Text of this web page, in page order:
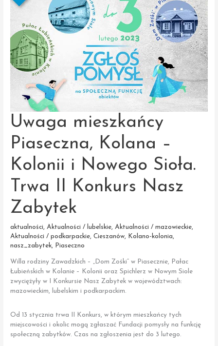
Uwaga mieszkańcy
Piaseczna, Kolana –
Kolonii i Nowego Sioła.
Trwa II Konkurs Nasz
Zabytek
aktualności,Aktualności / lubelskie,Aktualności / mazowieckie,
Aktualności / podkarpackie,Cieszanów, Kolano-kolonia,
nasz_zabytek, Piaseczno
Willa rodziny Zawadzkich – „Dom Zośki” w Piasecznie, Pałac
Łubieńskich w Kolanie – Kolonii oraz Spichlerz w Nowym Siole
zwyciężyły w I Konkursie Nasz Zabytek w województwach:
mazowieckim, lubelskim i podkarpackim.
Od 13 stycznia trwa II Konkurs, w którym mieszkańcy tych
miejscowości i okolic mogą zgłaszać Fundacji pomysły na funkcję
społeczną zabytków. Czas na zgłoszenia jest do 3 lutego.